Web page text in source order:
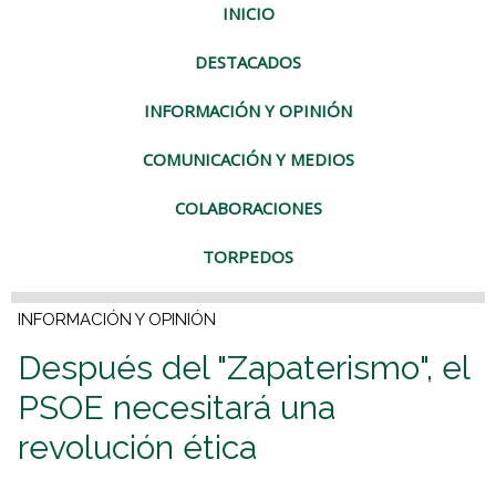
INICIO
DESTACADOS
INFORMACIÓN Y OPINIÓN
COMUNICACIÓN Y MEDIOS
COLABORACIONES
TORPEDOS
INFORMACIÓN Y OPINIÓN
Después del "Zapaterismo", el
PSOE necesitará una
revolución ética